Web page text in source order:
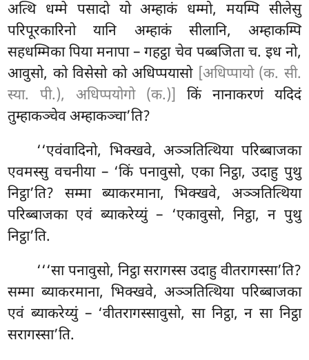
अत्थि धम्मे पसादो यो अम्हाकं धम्मो, मयम्पि सीलेसु
परिपूरकारिनो यानि अम्हाकं सीलानि, अम्हाकम्पि
सहधम्मिका पिया मनापा – गहट्ठा चेव पब्बजिता च. इध नो,
आवुसो, को विसेसो को अधिप्पयासो [अधिप्पायो (क. सी.
स्या. पी.), अधिप्पयोगो (क.)]
किं नानाकरणं यदिदं
तुम्हाकञ्चेव अम्हाकञ्चा’ति?
‘‘एवंवादिनो, भिक्खवे, अञ्ञतित्थिया परिब्बाजका
एवमस्सु वचनीया – ‘किं पनावुसो, एका निट्ठा, उदाहु पुथु
निट्ठा’ति? सम्मा ब्याकरमाना, भिक्खवे, अञ्ञतित्थिया
परिब्बाजका एवं ब्याकरेय्युं – ‘एकावुसो, निट्ठा, न पुथु
निट्ठा’ति.
‘‘‘सा पनावुसो, निट्ठा सरागस्स उदाहु वीतरागस्सा’ति?
सम्मा ब्याकरमाना, भिक्खवे, अञ्ञतित्थिया परिब्बाजका
एवं ब्याकरेय्युं – ‘वीतरागस्सावुसो, सा निट्ठा, न सा निट्ठा
सरागस्सा’ति.